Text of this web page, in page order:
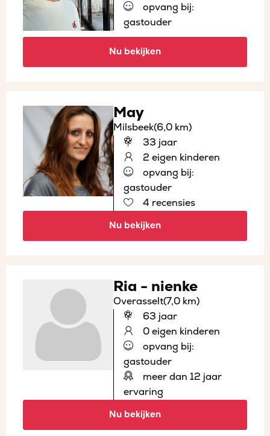
opvang bij:
gastouder
Nu bekijken
May
Milsbeek(6,0 km)
33 jaar
2 eigen kinderen
opvang bij:
gastouder
4 recensies
Nu bekijken
Ria - nienke
Overasselt(7,0 km)
63 jaar
0 eigen kinderen
opvang bij:
gastouder
meer dan 12 jaar
ervaring
Nu bekijken